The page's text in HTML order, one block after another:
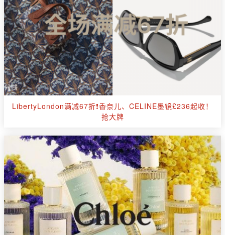
LibertyLondon满减67折❗香奈儿、CELINE墨镜£236起收！
抢大牌